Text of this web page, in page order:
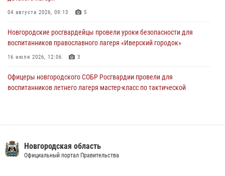
30 июля 2026, 14:36 1
Новгородские росгвардейцы рассказали о службе детям из летнего
лагеря «Волынь»
30 июля 2026, 08:40 5
04 августа 2026, 09:13 5
Новгородские росгвардейцы провели уроки безопасности для
воспитанников православного лагеря «Иверский городок»
16 июля 2026, 12:06 3
Офицеры новгородского СОБР Росгвардии провели для
воспитанников летнего лагеря мастер-класс по тактической
подвел итоги служебной деятельности сотрудников
вневедомственной охраны за первое полугодие 2026 года
Новгородская область
Официальный портал Правительства